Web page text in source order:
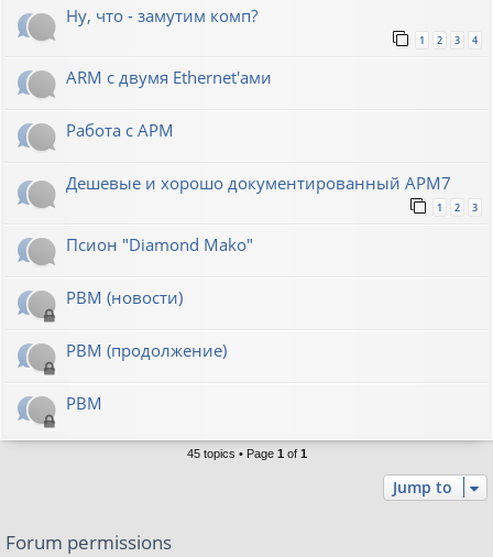
Ну, что - замутим комп?
1 2 3 4
ARM с двумя Ethernet'ами
Работа с АРМ
Дешевые и хорошо документированный АРМ7
1 2 3
Псион "Diamond Mako"
РВМ (новости)
РВМ (продолжение)
РВМ
45 topics • Page 1 of 1
Jump to
Forum permissions